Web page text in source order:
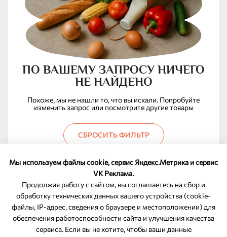
Мы используем файлы cookie, сервис Яндекс.Метрика и сервис
VK Реклама.
Продолжая работу с сайтом, вы соглашаетесь на сбор и
обработку технических данных вашего устройства (cookie-
файлы, IP-адрес, сведения о браузере и местоположении) для
обеспечения работоспособности сайта и улучшения качества
сервиса. Если вы не хотите, чтобы ваши данные
ПО ВАШЕМУ ЗАПРОСУ НИЧЕГО
НЕ НАЙДЕНО
Похоже, мы не нашли то, что вы искали. Попробуйте
изменить запрос или посмотрите другие товары
СБРОСИТЬ ФИЛЬТР
ОБРАТНАЯ СВЯЗЬ
8-800-350-46-10